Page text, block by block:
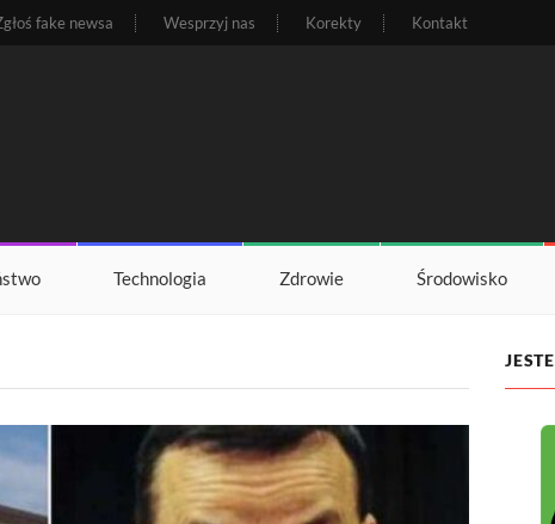
fake newsa Wesprzyj nas Korekty Kontakt
Technologia Zdrowie Środowisko